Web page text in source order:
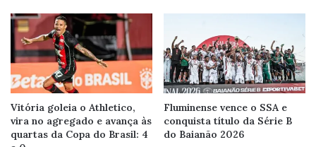
Vitória goleia o Athletico,
vira no agregado e avança às
quartas da Copa do Brasil: 4
Fluminense vence o SSA e
conquista título da Série B
do Baianão 2026